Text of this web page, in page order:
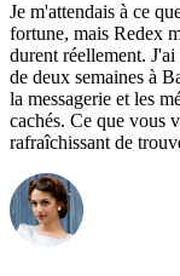
Je m'attendais à ce
fortune, mais Redex
durent réellement.
de deux semaines à
la messagerie et les
cachés. Ce que vous
rafraîchissant de